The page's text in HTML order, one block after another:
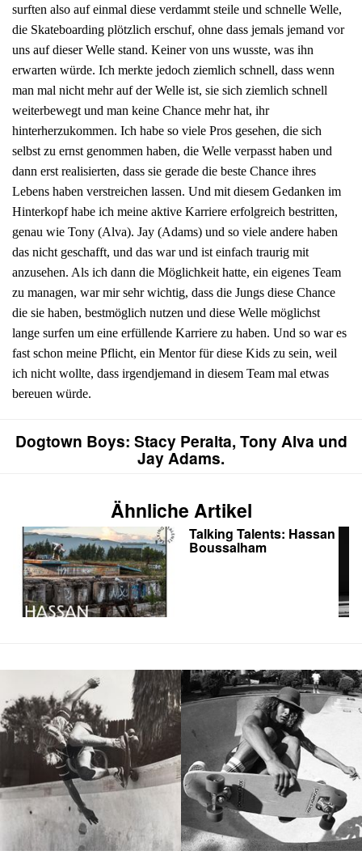
surften also auf einmal diese verdammt steile und schnelle Welle,
die Skateboarding plötzlich erschuf, ohne dass jemals jemand vor
uns auf dieser Welle stand. Keiner von uns wusste, was ihn
erwarten würde. Ich merkte jedoch ziemlich schnell, dass wenn
man mal nicht mehr auf der Welle ist, sie sich ziemlich schnell
weiterbewegt und man keine Chance mehr hat, ihr
hinterherzukommen. Ich habe so viele Pros gesehen, die sich
selbst zu ernst genommen haben, die Welle verpasst haben und
dann erst realisierten, dass sie gerade die beste Chance ihres
Lebens haben verstreichen lassen. Und mit diesem Gedanken im
Hinterkopf habe ich meine aktive Karriere erfolgreich bestritten,
genau wie Tony (Alva). Jay (Adams) und so viele andere haben
das nicht geschafft, und das war und ist einfach traurig mit
anzusehen. Als ich dann die Möglichkeit hatte, ein eigenes Team
zu managen, war mir sehr wichtig, dass die Jungs diese Chance
die sie haben, bestmöglich nutzen und diese Welle möglichst
lange surfen um eine erfüllende Karriere zu haben. Und so war es
fast schon meine Pflicht, ein Mentor für diese Kids zu sein, weil
ich nicht wollte, dass irgendjemand in diesem Team mal etwas
bereuen würde.
Dogtown Boys: Stacy Peralta, Tony Alva und
Jay Adams.
Ähnliche Artikel
Talking Talents: Hassan
Boussalham